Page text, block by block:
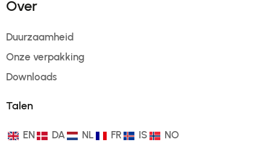
Over
Duurzaamheid
Onze verpakking
Downloads
Talen
EN DA NL FR IS NO